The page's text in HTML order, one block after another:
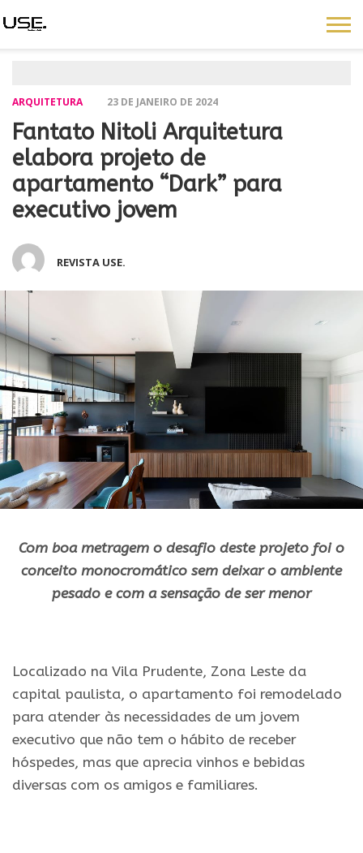
ARQUITETURA 23 DE JANEIRO DE 2024
Fantato Nitoli Arquitetura
elabora projeto de
apartamento “Dark” para
executivo jovem
REVISTA USE.
Com boa metragem o desafio deste projeto foi o
conceito monocromático sem deixar o ambiente
pesado e com a sensação de ser menor
Localizado na Vila Prudente, Zona Leste da
capital paulista, o apartamento foi remodelado
para atender às necessidades de um jovem
executivo que não tem o hábito de receber
hóspedes, mas que aprecia vinhos e bebidas
diversas com os amigos e familiares.